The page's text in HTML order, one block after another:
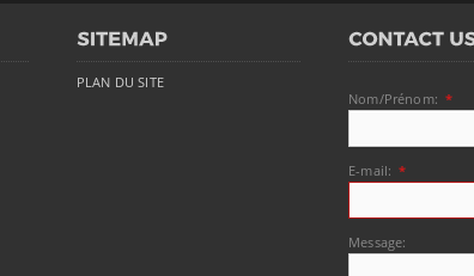
PLAN DU SITE
Nom/Prénom: *
E-mail: *
Message: